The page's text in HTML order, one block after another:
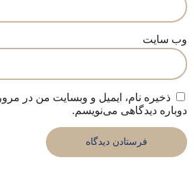
وب‌ سایت
ذخیره نام، ایمیل و وبسایت من در
دوباره دیدگاهی می‌نویسم.